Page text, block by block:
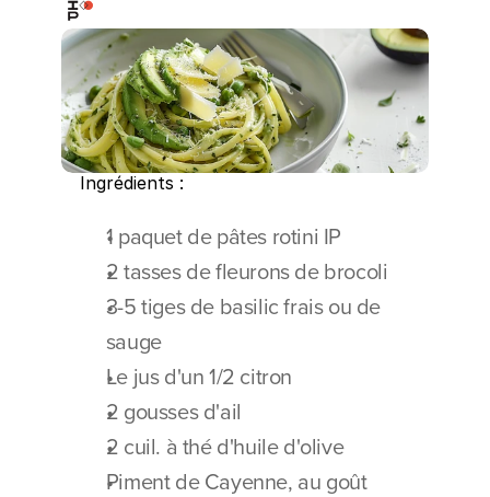
Ingrédients :
1 paquet de pâtes rotini IP
2 tasses de fleurons de brocoli
3-5 tiges de basilic frais ou de
sauge
Le jus d'un 1/2 citron
2 gousses d'ail
2 cuil. à thé d'huile d'olive
Piment de Cayenne, au goût